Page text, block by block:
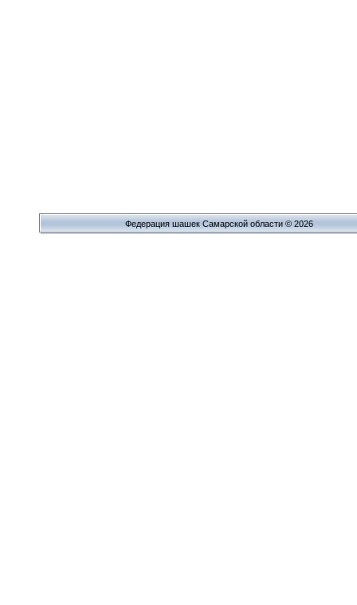
Федерация шашек Самарской области © 2026